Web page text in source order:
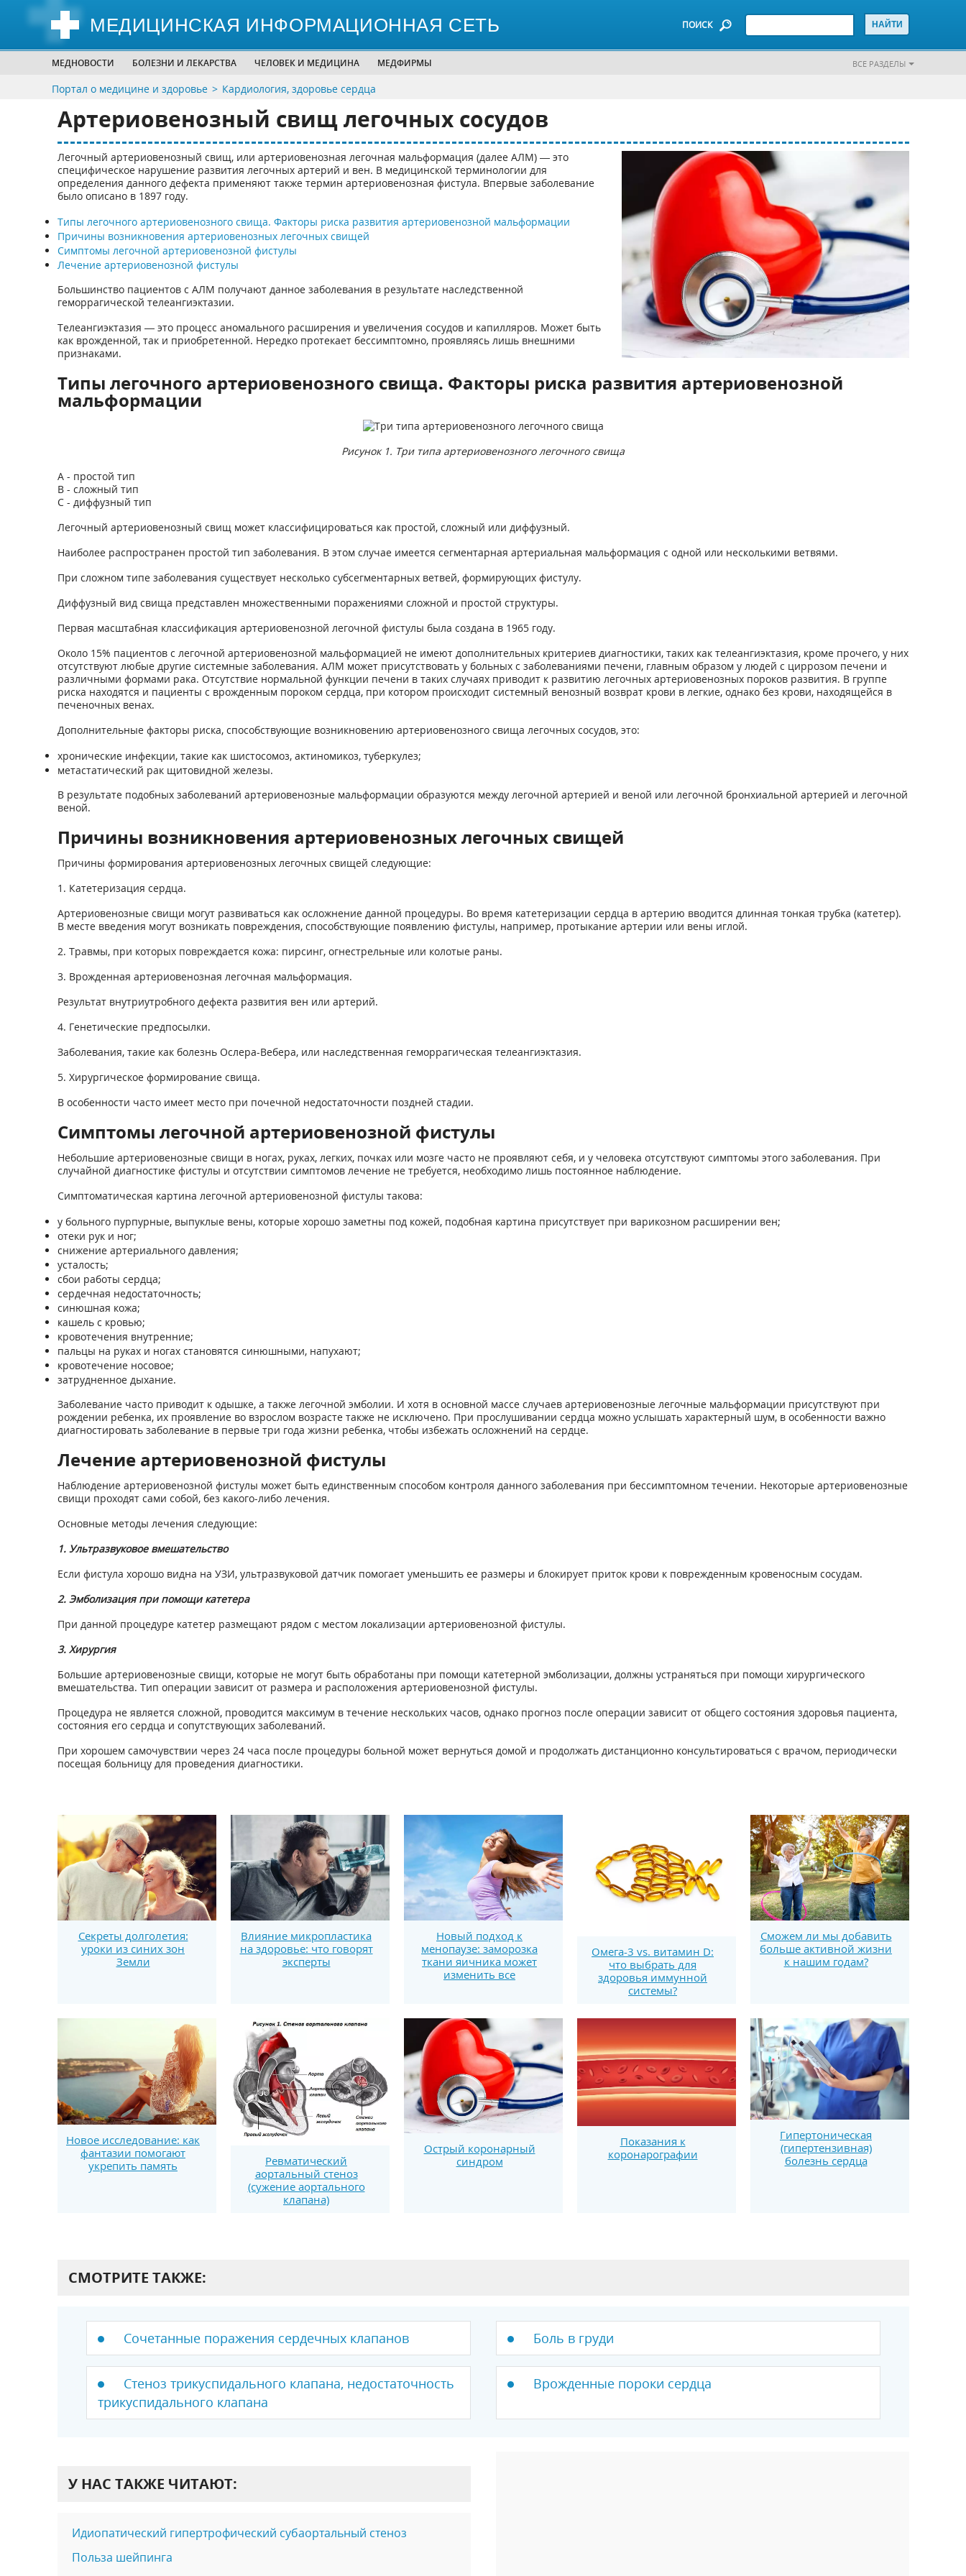
МЕДИЦИНСКАЯ ИНФОРМАЦИОННАЯ СЕТЬ ПОИСК
МЕДНОВОСТИ БОЛЕЗНИ И ЛЕКАРСТВА ЧЕЛОВЕК И МЕДИЦИНА МЕДФИРМЫ ВСЕ РАЗДЕЛЫ
Портал о медицине и здоровье Кардиология, здоровье сердца
Артериовенозный свищ легочных сосудов
Легочный артериовенозный свищ, или артериовенозная легочная мальформация (далее АЛМ) — это
специфическое нарушение развития легочных артерий и вен. В медицинской терминологии для
определения данного дефекта применяют также термин артериовенозная фистула. Впервые заболевание
было описано в 1897 году.
Типы легочного артериовенозного свища. Факторы риска развития артериовенозной мальформации
Причины возникновения артериовенозных легочных свищей
Симптомы легочной артериовенозной фистулы
Лечение артериовенозной фистулы
Большинство пациентов с АЛМ получают данное заболевания в результате наследственной
геморрагической телеангиэктазии.
Телеангиэктазия — это процесс аномального расширения и увеличения сосудов и капилляров. Может быть
как врожденной, так и приобретенной. Нередко протекает бессимптомно, проявляясь лишь внешними
признаками.
Типы легочного артериовенозного свища. Факторы риска развития артериовенозной
мальформации
Рисунок 1. Три типа артериовенозного легочного свища
А - простой тип
В - сложный тип
С - диффузный тип
Легочный артериовенозный свищ может классифицироваться как простой, сложный или диффузный.
Наиболее распространен простой тип заболевания. В этом случае имеется сегментарная артериальная мальформация с одной или несколькими ветвями.
При сложном типе заболевания существует несколько субсегментарных ветвей, формирующих фистулу.
Диффузный вид свища представлен множественными поражениями сложной и простой структуры.
Первая масштабная классификация артериовенозной легочной фистулы была создана в 1965 году.
Около 15% пациентов с легочной артериовенозной мальформацией не имеют дополнительных критериев диагностики, таких как телеангиэктазия, кроме прочего, у них
отсутствуют любые другие системные заболевания. АЛМ может присутствовать у больных с заболеваниями печени, главным образом у людей с циррозом печени и
различными формами рака. Отсутствие нормальной функции печени в таких случаях приводит к развитию легочных артериовенозных пороков развития. В группе
риска находятся и пациенты с врожденным пороком сердца, при котором происходит системный венозный возврат крови в легкие, однако без крови, находящейся в
печеночных венах.
Дополнительные факторы риска, способствующие возникновению артериовенозного свища легочных сосудов, это:
хронические инфекции, такие как шистосомоз, актиномикоз, туберкулез;
метастатический рак щитовидной железы.
В результате подобных заболеваний артериовенозные мальформации образуются между легочной артерией и веной или легочной бронхиальной артерией и легочной
веной.
Причины возникновения артериовенозных легочных свищей
Причины формирования артериовенозных легочных свищей следующие:
1. Катетеризация сердца.
Артериовенозные свищи могут развиваться как осложнение данной процедуры. Во время катетеризации сердца в артерию вводится длинная тонкая трубка (катетер).
В месте введения могут возникать повреждения, способствующие появлению фистулы, например, протыкание артерии или вены иглой.
2. Травмы, при которых повреждается кожа: пирсинг, огнестрельные или колотые раны.
3. Врожденная артериовенозная легочная мальформация.
Результат внутриутробного дефекта развития вен или артерий.
4. Генетические предпосылки.
Заболевания, такие как болезнь Ослера-Вебера, или наследственная геморрагическая телеангиэктазия.
5. Хирургическое формирование свища.
В особенности часто имеет место при почечной недостаточности поздней стадии.
Симптомы легочной артериовенозной фистулы
Небольшие артериовенозные свищи в ногах, руках, легких, почках или мозге часто не проявляют себя, и у человека отсутствуют симптомы этого заболевания. При
случайной диагностике фистулы и отсутствии симптомов лечение не требуется, необходимо лишь постоянное наблюдение.
Симптоматическая картина легочной артериовенозной фистулы такова:
у больного пурпурные, выпуклые вены, которые хорошо заметны под кожей, подобная картина присутствует при варикозном расширении вен;
отеки рук и ног;
снижение артериального давления;
усталость;
сбои работы сердца;
сердечная недостаточность;
синюшная кожа;
кашель с кровью;
кровотечения внутренние;
пальцы на руках и ногах становятся синюшными, напухают;
кровотечение носовое;
затрудненное дыхание.
Заболевание часто приводит к одышке, а также легочной эмболии. И хотя в основной массе случаев артериовенозные легочные мальформации присутствуют при
рождении ребенка, их проявление во взрослом возрасте также не исключено. При прослушивании сердца можно услышать характерный шум, в особенности важно
диагностировать заболевание в первые три года жизни ребенка, чтобы избежать осложнений на сердце.
Лечение артериовенозной фистулы
Наблюдение артериовенозной фистулы может быть единственным способом контроля данного заболевания при бессимптомном течении. Некоторые артериовенозные
свищи проходят сами собой, без какого-либо лечения.
Основные методы лечения следующие:
1. Ультразвуковое вмешательство
Если фистула хорошо видна на УЗИ, ультразвуковой датчик помогает уменьшить ее размеры и блокирует приток крови к поврежденным кровеносным сосудам.
2. Эмболизация при помощи катетера
При данной процедуре катетер размещают рядом с местом локализации артериовенозной фистулы.
3. Хирургия
Большие артериовенозные свищи, которые не могут быть обработаны при помощи катетерной эмболизации, должны устраняться при помощи хирургического
вмешательства. Тип операции зависит от размера и расположения артериовенозной фистулы.
Процедура не является сложной, проводится максимум в течение нескольких часов, однако прогноз после операции зависит от общего состояния здоровья пациента,
состояния его сердца и сопутствующих заболеваний.
При хорошем самочувствии через 24 часа после процедуры больной может вернуться домой и продолжать дистанционно консультироваться с врачом, периодически
посещая больницу для проведения диагностики.
Секреты долголетия:
уроки из синих зон
Земли
Влияние микропластика
на здоровье: что говорят
эксперты
Новый подход к
менопаузе: заморозка
ткани яичника может
изменить все
Омега-3 vs. витамин D:
что выбрать для
здоровья иммунной
системы?
Сможем ли мы добавить
больше активной жизни
к нашим годам?
Новое исследование: как
фантазии помогают
укрепить память
Ревматический
аортальный стеноз
(сужение аортального
клапана)
Острый коронарный
синдром
Показания к
коронарографии
Гипертоническая
(гипертензивная)
болезнь сердца
СМОТРИТЕ ТАКЖЕ:
Сочетанные поражения сердечных клапанов Боль в груди
Стеноз трикуспидального клапана, недостаточность
трикуспидального клапана
Врожденные пороки сердца
У НАС ТАКЖЕ ЧИТАЮТ:
Идиопатический гипертрофический субаортальный стеноз
Польза шейпинга